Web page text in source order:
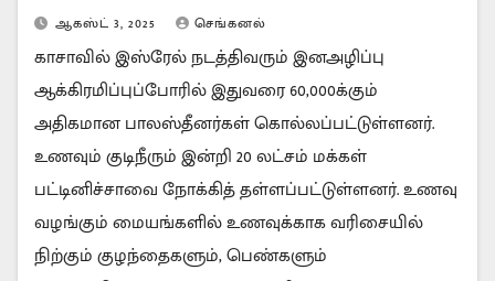
ஆகஸ்ட் 3, 2025 செங்கனல்
காசாவில் இஸ்ரேல் நடத்திவரும் இனஅழிப்பு
ஆக்கிரமிப்புப்போரில் இதுவரை 60,000க்கும்
அதிகமான பாலஸ்தீனர்கள் கொல்லப்பட்டுள்ளனர்.
உணவும் குடிநீரும் இன்றி 20 லட்சம் மக்கள்
பட்டினிச்சாவை நோக்கித் தள்ளப்பட்டுள்ளனர். உணவு
வழங்கும் மையங்களில் உணவுக்காக வரிசையில்
நிற்கும் குழந்தைகளும், பெண்களும்